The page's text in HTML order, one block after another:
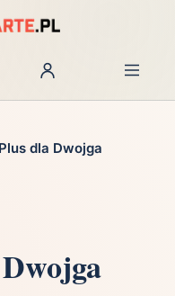
Zaloguj
dla Dwojga